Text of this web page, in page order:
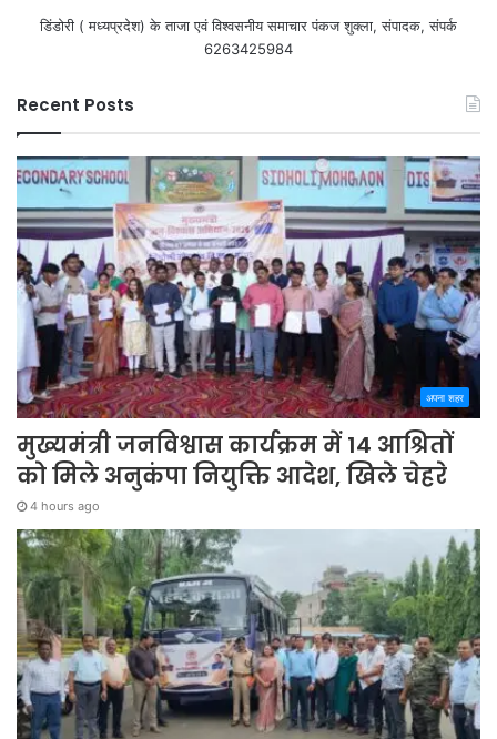
डिंडोरी ( मध्यप्रदेश) के ताजा एवं विश्वसनीय समाचार पंकज शुक्ला, संपादक, संपर्क
6263425984
Recent Posts
अपना शहर
मुख्यमंत्री जनविश्वास कार्यक्रम में 14 आश्रितों
को मिले अनुकंपा नियुक्ति आदेश, खिले चेहरे
4 hours ago